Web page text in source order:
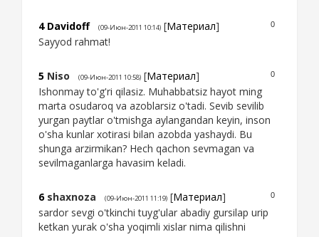
0
4 Davidoff (09-Июн-2011 10:14) [Материал]
Sayyod rahmat!
0
5 Niso (09-Июн-2011 10:58) [Материал]
Ishonmay to'g'ri qilasiz. Muhabbatsiz hayot ming
marta osudaroq va azoblarsiz o'tadi. Sevib sevilib
yurgan paytlar o'tmishga aylangandan keyin, inson
o'sha kunlar xotirasi bilan azobda yashaydi. Bu
shunga arzirmikan? Hech qachon sevmagan va
sevilmaganlarga havasim keladi.
0
6 shaxnoza (09-Июн-2011 11:19) [Материал]
sardor sevgi o'tkinchi tuyg'ular abadiy gursilap urip
ketkan yurak o'sha yoqimli xislar nima qilishni